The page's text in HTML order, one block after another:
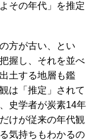
その年代」を推定
方が古い、とい
握し、それを並べ
土する地層も鑑
は「推定」されて
史学者が炭素14年
けが従来の年代観
気持ちもわかるの